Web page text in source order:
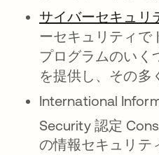
サイバーセキュリ
ーセキュリティで
プログラムのいく
を提供し、その多
International
Security 認定
の情報セキュリテ